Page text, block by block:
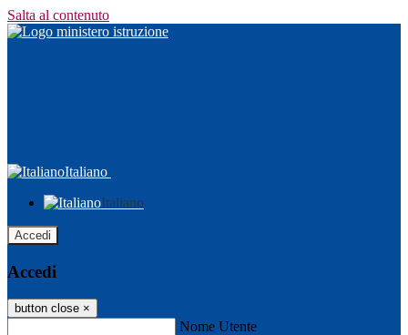
Salta al contenuto
Italiano
Italiano
Accedi
Accedi
button close ×
Nome Utente